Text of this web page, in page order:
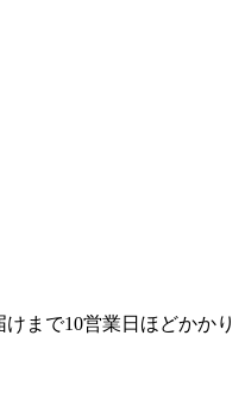
まで10営業日ほどかかり